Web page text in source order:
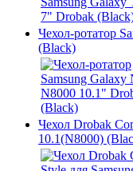
Чехол-ротатор
(Black)
Чехол Drobak
10.1(N8000)